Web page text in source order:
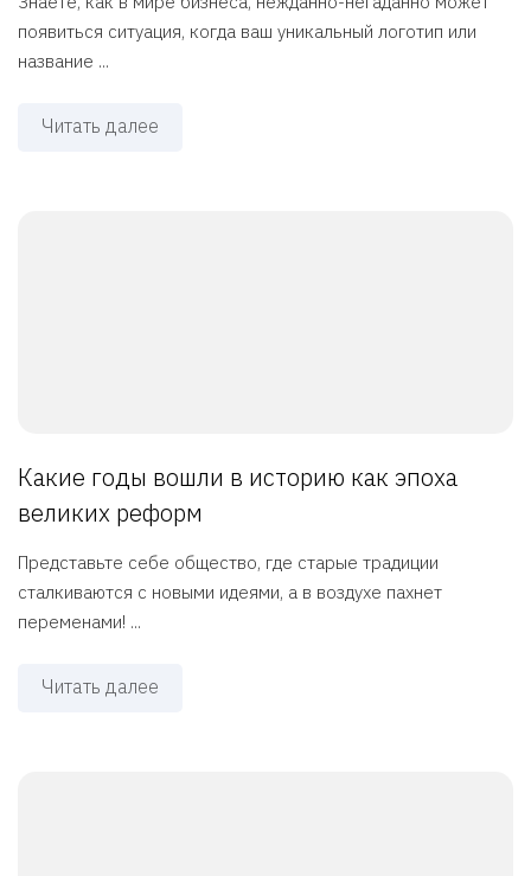
появиться ситуация, когда ваш уникальный логотип или
название ...
Читать далее
Какие годы вошли в историю как эпоха
великих реформ
Представьте себе общество, где старые традиции
сталкиваются с новыми идеями, а в воздухе пахнет
переменами! ...
Читать далее